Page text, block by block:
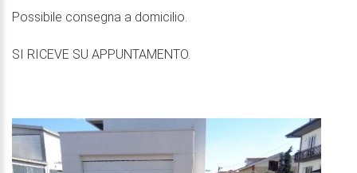
Possibile consegna a domicilio.
SI RICEVE SU APPUNTAMENTO.